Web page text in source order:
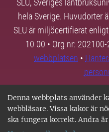
Denna webbplats använder
webbläsare. Vissa kakor är
ska fungera korrekt. Andra
SLU, Sveriges
hela Sverige. Huvudorter
SLU är miljöcertifierat
10 00 • Org nr: 202100-
webbplatsen •